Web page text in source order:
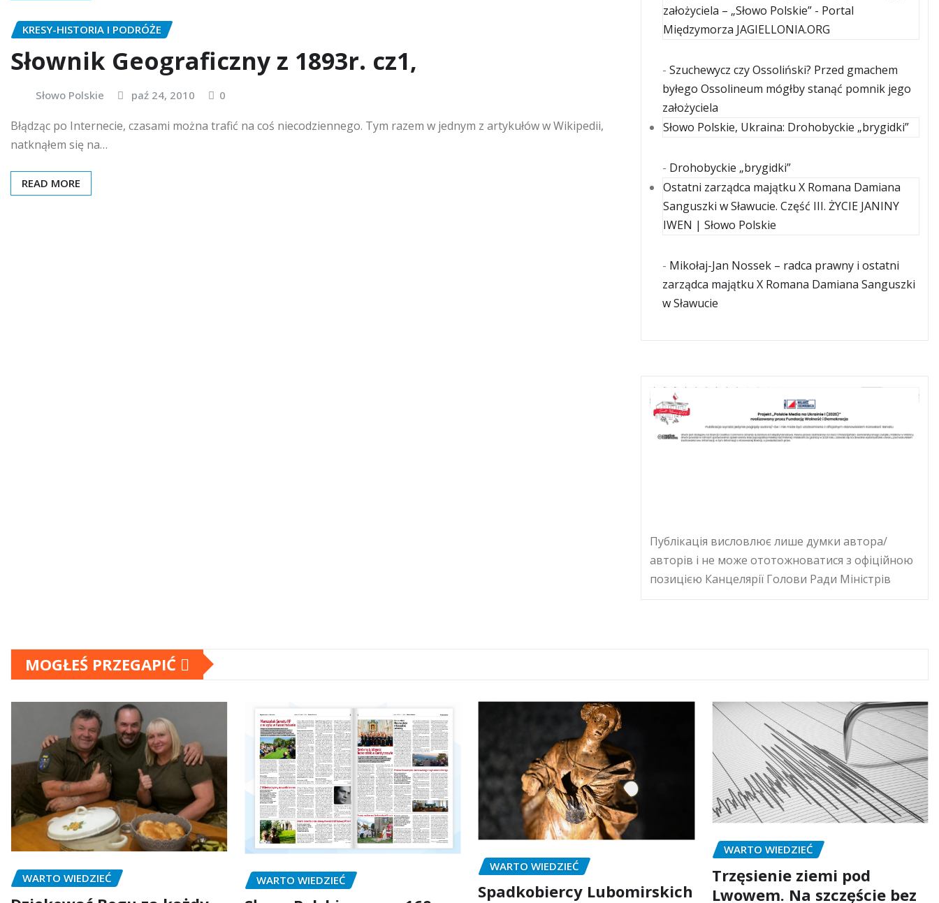
KRESY-HISTORIA I PODRÓŻE
Słownik Geograficzny z 1893r. cz1,
Słowo Polskie paź 24, 2010 0
Błądząc po Internecie, czasami można trafić na coś niecodziennego. Tym razem w jednym z artykułów w Wikipedii,
natknąłem się na…
READ MORE
założyciela – „Słowo Polskie” - Portal
Międzymorza JAGIELLONIA.ORG
- Szuchewycz czy Ossoliński? Przed gmachem
byłego Ossolineum mógłby stanąć pomnik jego
założyciela
Słowo Polskie, Ukraina: Drohobyckie „brygidki”
- Drohobyckie „brygidki”
Ostatni zarządca majątku X Romana Damiana
Sanguszki w Sławucie. Część III. ŻYCIE JANINY
IWEN | Słowo Polskie
- Mikołaj-Jan Nossek – radca prawny i ostatni
zarządca majątku X Romana Damiana Sanguszki
w Sławucie
Публікація висловлює лише думки автора/
авторів і не може ототожноватися з офіційною
позицією Канцелярії Голови Ради Міністрів
MOGŁEŚ PRZEGAPIĆ
WARTO WIEDZIEĆ WARTO WIEDZIEĆ
WARTO WIEDZIEĆ
Spadkobiercy Lubomirskich
WARTO WIEDZIEĆ
Trzęsienie ziemi pod
Lwowem. Na szczęście bez